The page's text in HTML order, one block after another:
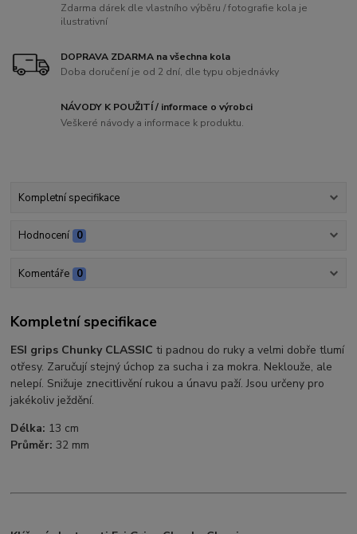
Zdarma dárek dle vlastního výběru / fotografie kola je
ilustrativní
DOPRAVA ZDARMA na všechna kola
Doba doručení je od 2 dní, dle typu objednávky
NÁVODY K POUŽITÍ / informace o výrobci
Veškeré návody a informace k produktu.
Kompletní specifikace
Hodnocení 0
Komentáře 0
Kompletní specifikace
ESI grips Chunky CLASSIC ti padnou do ruky a velmi dobře tlumí
otřesy. Zaručují stejný úchop za sucha i za mokra. Neklouže, ale
nelepí. Snižuje znecitlivění rukou a únavu paží. Jsou určeny pro
jakékoliv ježdění.
Délka: 13 cm
Průměr:32 mm